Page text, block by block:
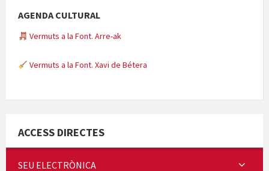
AGENDA CULTURAL
Vermuts a la Font. Arre-ak
Vermuts a la Font. Xavi de Bétera
ACCESS DIRECTES
SEU ELECTRÒNICA